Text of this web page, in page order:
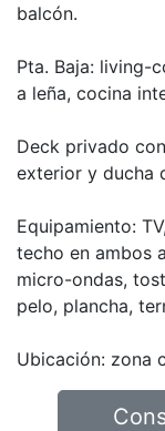
balcón.
Pta. Baja: living-
a leña, cocina
Deck privado
exterior y ducha
Equipamiento:
techo en ambos
micro-ondas,
pelo, plancha,
Ubicación: zona